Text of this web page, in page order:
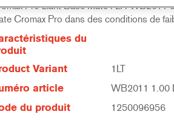
Pro Liant Base Mate I LH WB2011
Cromax Pro dans des conditions de
du
Variant
1LT
article WB2011 1.00
du produit 1250096956